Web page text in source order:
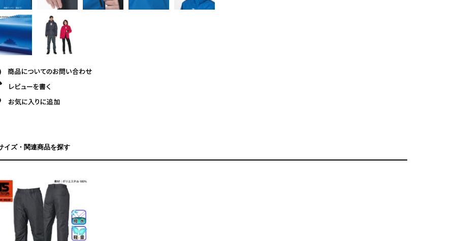
イズ・関連商品を探す